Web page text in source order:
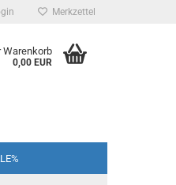
Merkzettel
Warenkorb
0,00 EUR